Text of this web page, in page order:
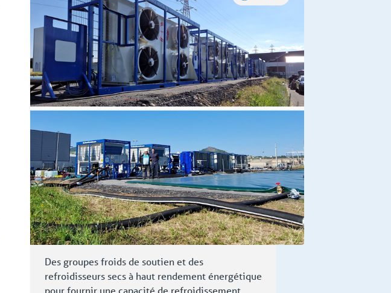
Des groupes froids de soutien et des
refroidisseurs secs à haut rendement énergétique